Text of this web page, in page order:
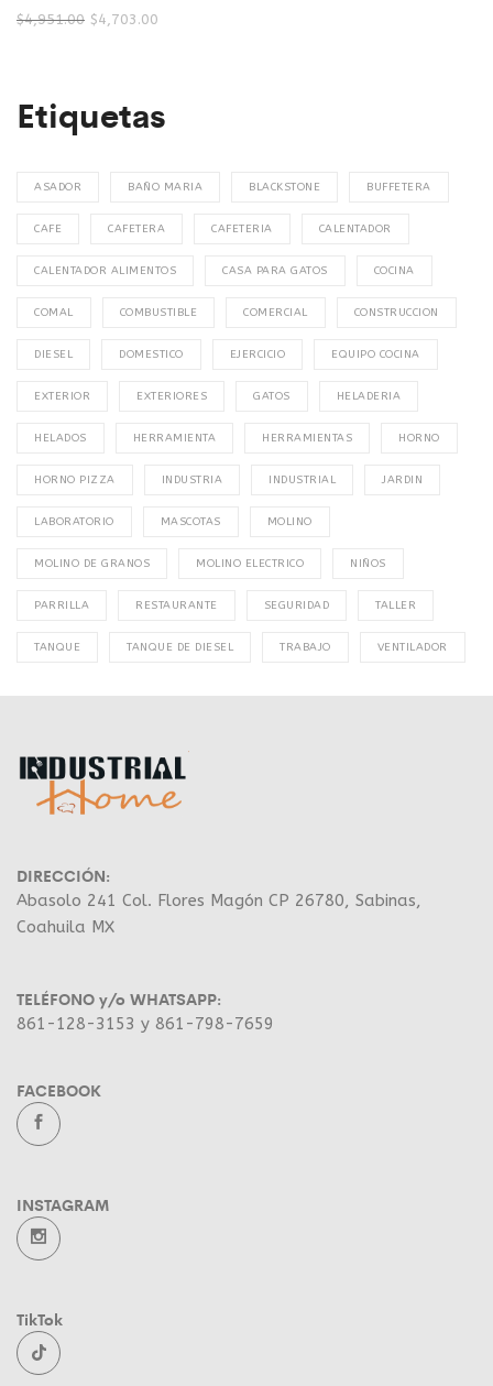
$4,951.00 $4,703.00
Etiquetas
ASADOR BAÑO MARIA BLACKSTONE BUFFETERA
CAFE CAFETERA CAFETERIA CALENTADOR
CALENTADOR ALIMENTOS CASA PARA GATOS COCINA
COMAL COMBUSTIBLE COMERCIAL CONSTRUCCION
DIESEL DOMESTICO EJERCICIO EQUIPO COCINA
EXTERIOR EXTERIORES GATOS HELADERIA
HELADOS HERRAMIENTA HERRAMIENTAS HORNO
HORNO PIZZA INDUSTRIA INDUSTRIAL JARDIN
LABORATORIO MASCOTAS MOLINO
MOLINO DE GRANOS MOLINO ELECTRICO NIÑOS
PARRILLA RESTAURANTE SEGURIDAD TALLER
TANQUE TANQUE DE DIESEL TRABAJO VENTILADOR
DIRECCIÓN:
Abasolo 241 Col. Flores Magón CP 26780, Sabinas,
Coahuila MX
TELÉFONO y/o WHATSAPP:
861-128-3153 y 861-798-7659
FACEBOOK
INSTAGRAM
TikTok